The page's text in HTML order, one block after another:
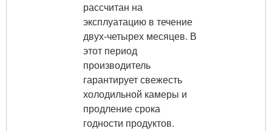
рассчитан на
эксплуатацию в течение
двух-четырех месяцев. В
этот период
производитель
гарантирует свежесть
холодильной камеры и
продление срока
годности продуктов.